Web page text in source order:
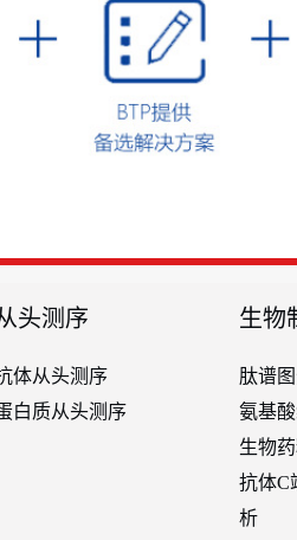
头测序
体从头测序
白质从头测序
生物
肽谱
氨基
生物
抗体C
析